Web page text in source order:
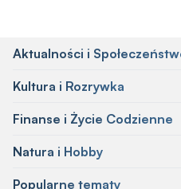
Aktualności i
Kultura i Rozrywka
Finanse i Życie Codzienne
Natura i Hobby
Popularne tematy